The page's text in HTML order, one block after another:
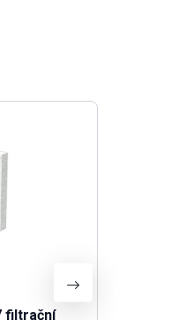
filtrační